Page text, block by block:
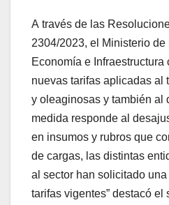
A través de las
2304/2023, el Ministerio
Economía e Infraestructura
nuevas tarifas aplicadas al
y oleaginosas y también al
medida responde al
en insumos y rubros que
de cargas, las distintas
al sector han solicitado
tarifas vigentes” destacó el